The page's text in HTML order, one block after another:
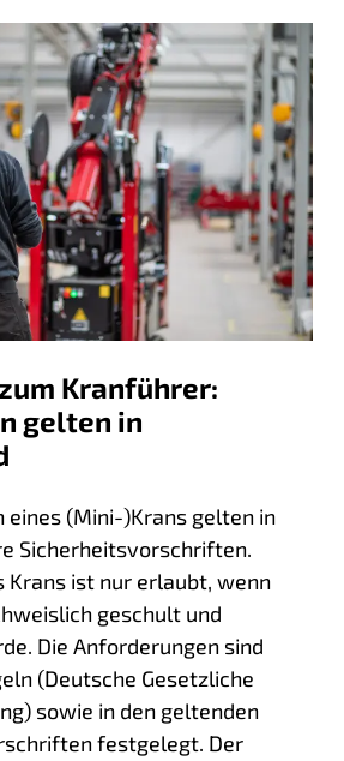
Kranführer:
gelten in
eines (Mini-)Krans gelten in
Sicherheitsvorschriften.
Krans ist nur erlaubt, wenn
geschult und
Die Anforderungen sind
(Deutsche Gesetzliche
sowie in den geltenden
festgelegt. Der